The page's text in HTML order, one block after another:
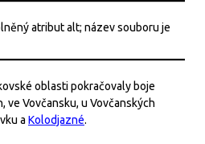
oblasti pokračovaly boje
ve Vovčansku, u Vovčanských
a Kolodjazné.